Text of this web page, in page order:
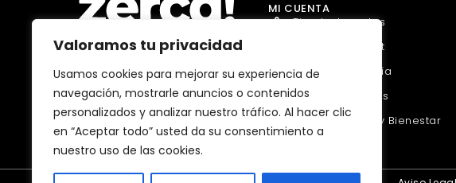
Valoramos tu privacidad
Usamos cookies para mejorar su experiencia de
navegación, mostrarle anuncios o contenidos
personalizados y analizar nuestro tráfico. Al hacer clic
en “Aceptar todo” usted da su consentimiento a
nuestro uso de las cookies.
Comercios, productores y
distribuidores locales. Pagan
impuestos aquí, y dinamizan
economía y empleo en tu
comunidad.
MI CUENTA
Tienda Juguetes
Tienda Gourmet
Tienda Droguería
Tienda Mascotas
Tienda Belleza y Bienestar